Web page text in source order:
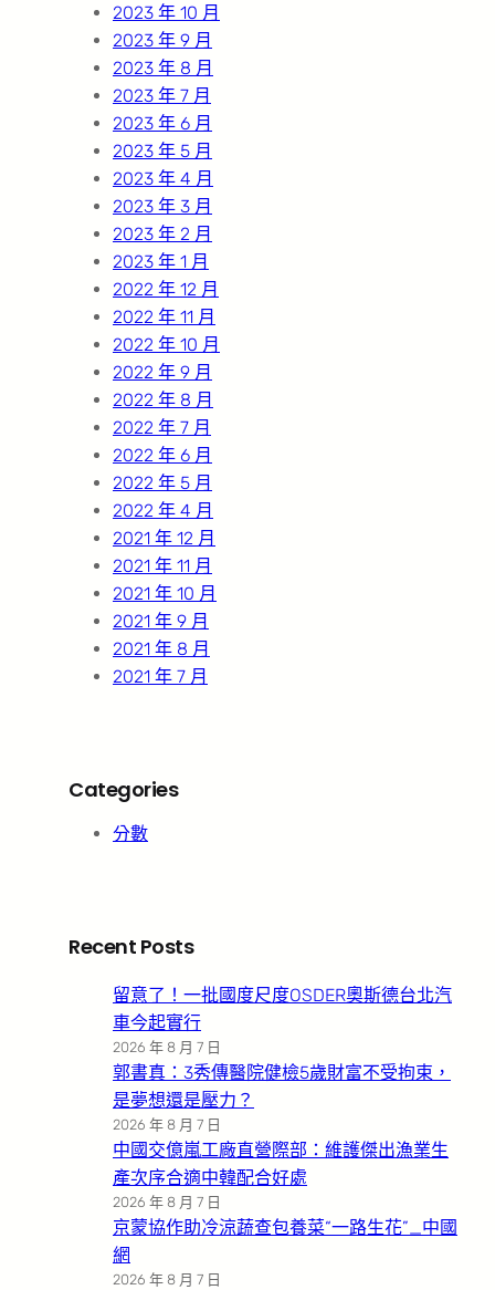
2023 年 10 月
2023 年 9 月
2023 年 8 月
2023 年 7 月
2023 年 6 月
2023 年 5 月
2023 年 4 月
2023 年 3 月
2023 年 2 月
2023 年 1 月
2022 年 12 月
2022 年 11 月
2022 年 10 月
2022 年 9 月
2022 年 8 月
2022 年 7 月
2022 年 6 月
2022 年 5 月
2022 年 4 月
2021 年 12 月
2021 年 11 月
2021 年 10 月
2021 年 9 月
2021 年 8 月
2021 年 7 月
Categories
分數
Recent Posts
留意了！一批國度尺度OSDER奧斯德台北汽
車今起實行
2026 年 8 月 7 日
郭書真：3秀傳醫院健檢5歲財富不受拘束，
是夢想還是壓力？
2026 年 8 月 7 日
中國交億嵐工廠直營際部：維護傑出漁業生
產次序合適中韓配合好處
2026 年 8 月 7 日
京蒙協作助冷涼蔬查包養菜“一路生花”_中國
網
2026 年 8 月 7 日